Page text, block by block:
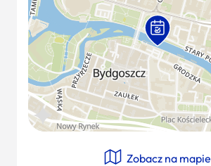
Zobacz na mapie